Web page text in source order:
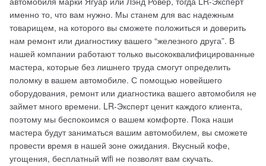
именно то, что вам нужно. Мы станем для вас надежным
товарищем, на которого вы сможете положиться и доверить
нам ремонт или диагностику вашего “железного друга”. В
нашей компании работают только высококвалифицированные
мастера, которые без лишнего труда смогут определить
поломку в вашем автомобиле. С помощью новейшего
оборудования, ремонт или диагностика вашего автомобиля не
займет много времени. LR-Эксперт ценит каждого клиента,
поэтому мы беспокоимся о вашем комфорте. Пока наши
мастера будут заниматься вашим автомобилем, вы сможете
провести время в нашей зоне ожидания. Вкусный кофе,
угощения, бесплатный wifi не позволят вам скучать.